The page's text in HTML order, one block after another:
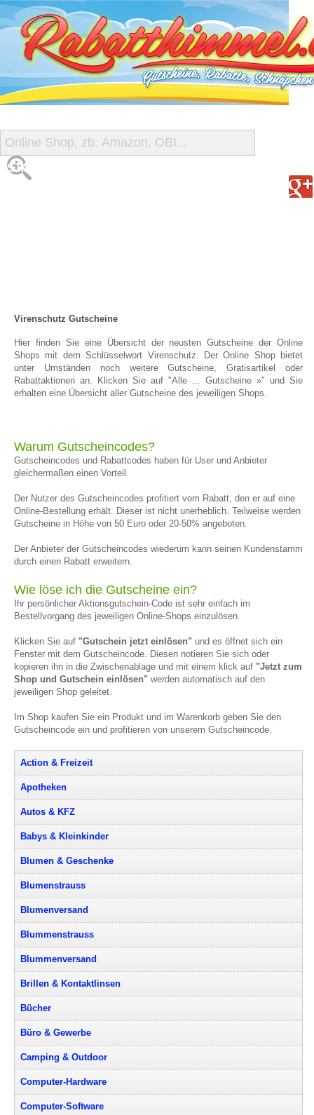
START
Virenschutz Gutscheine
Hier finden Sie eine Übersicht der neusten Gutscheine der Online
Shops mit dem Schlüsselwort Virenschutz. Der Online Shop bietet
unter Umständen noch weitere Gutscheine, Gratisartikel oder
Rabattaktionen an. Klicken Sie auf "Alle ... Gutscheine »" und Sie
erhalten eine Übersicht aller Gutscheine des jeweiligen Shops.
Warum Gutscheincodes?
Gutscheincodes und Rabattcodes haben für User und Anbieter
gleichermaßen einen Vorteil.
Der Nutzer des Gutscheincodes profitiert vom Rabatt, den er auf eine
Online-Bestellung erhält. Dieser ist nicht unerheblich. Teilweise werden
Gutscheine in Höhe von 50 Euro oder 20-50% angeboten.
Der Anbieter der Gutscheincodes wiederum kann seinen Kundenstamm
durch einen Rabatt erweitern.
Wie löse ich die Gutscheine ein?
Ihr persönlicher Aktionsgutschein-Code ist sehr einfach im
Bestellvorgang des jeweiligen Online-Shops einzulösen.
Klicken Sie auf "Gutschein jetzt einlösen" und es öffnet sich ein
Fenster mit dem Gutscheincode. Diesen notieren Sie sich oder
kopieren ihn in die Zwischenablage und mit einem klick auf "Jetzt zum
Shop und Gutschein einlösen" werden automatisch auf den
jeweiligen Shop geleitet.
Im Shop kaufen Sie ein Produkt und im Warenkorb geben Sie den
Gutscheincode ein und profitieren von unserem Gutscheincode.
Action & Freizeit
Apotheken
Autos & KFZ
Babys & Kleinkinder
Blumen & Geschenke
Blumenstrauss
Blumenversand
Blummenstrauss
Blummenversand
Brillen & Kontaktlinsen
Bücher
Büro & Gewerbe
Camping & Outdoor
Computer-Hardware
Computer-Software